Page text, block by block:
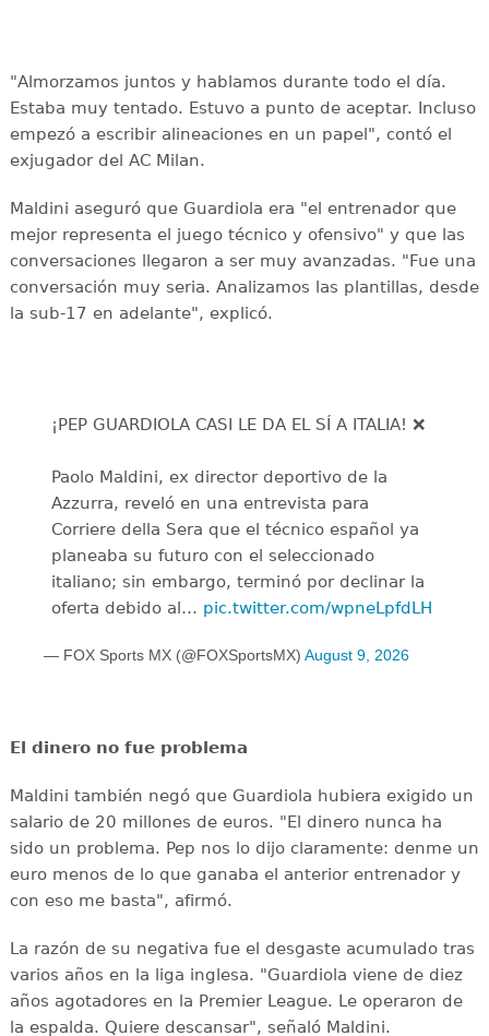
"Almorzamos juntos y hablamos durante todo el día.
Estaba muy tentado. Estuvo a punto de aceptar. Incluso
empezó a escribir alineaciones en un papel", contó el
exjugador del AC Milan.
Maldini aseguró que Guardiola era "el entrenador que
mejor representa el juego técnico y ofensivo" y que las
conversaciones llegaron a ser muy avanzadas. "Fue una
conversación muy seria. Analizamos las plantillas, desde
la sub-17 en adelante", explicó.
¡PEP GUARDIOLA CASI LE DA EL SÍ A ITALIA! ❌
Paolo Maldini, ex director deportivo de la
Azzurra, reveló en una entrevista para
Corriere della Sera que el técnico español ya
planeaba su futuro con el seleccionado
italiano; sin embargo, terminó por declinar la
oferta debido al… pic.twitter.com/wpneLpfdLH
— FOX Sports MX (@FOXSportsMX) August 9, 2026
El dinero no fue problema
Maldini también negó que Guardiola hubiera exigido un
salario de 20 millones de euros. "El dinero nunca ha
sido un problema. Pep nos lo dijo claramente: denme un
euro menos de lo que ganaba el anterior entrenador y
con eso me basta", afirmó.
La razón de su negativa fue el desgaste acumulado tras
varios años en la liga inglesa. "Guardiola viene de diez
años agotadores en la Premier League. Le operaron de
la espalda. Quiere descansar", señaló Maldini.